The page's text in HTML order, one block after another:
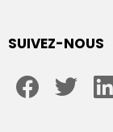
SUIVEZ-NOUS